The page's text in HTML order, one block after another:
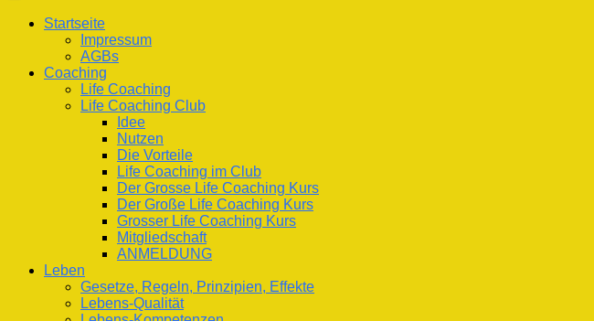
Startseite
Impressum
AGBs
Coaching
Life Coaching
Life Coaching Club
Idee
Nutzen
Die Vorteile
Life Coaching im Club
Der Grosse Life Coaching Kurs
Der Große Life Coaching Kurs
Grosser Life Coaching Kurs
Mitgliedschaft
ANMELDUNG
Leben
Gesetze, Regeln, Prinzipien, Effekte
Lebens-Qualität